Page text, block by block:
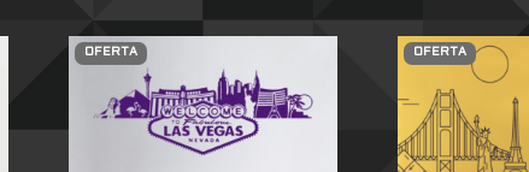
OFERTA OFERTA